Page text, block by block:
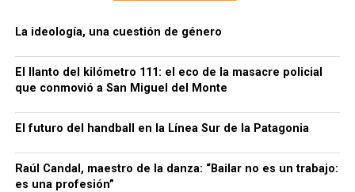
La ideología, una cuestión de género
El llanto del kilómetro 111: el eco de la masacre policial
que conmovió a San Miguel del Monte
El futuro del handball en la Línea Sur de la Patagonia
Raúl Candal, maestro de la danza: “Bailar no es un trabajo:
es una profesión”